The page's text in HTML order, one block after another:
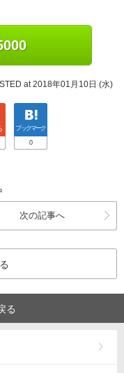
at 2018年01月10日 (水)
ブックマーク
0
次の記事へ
る